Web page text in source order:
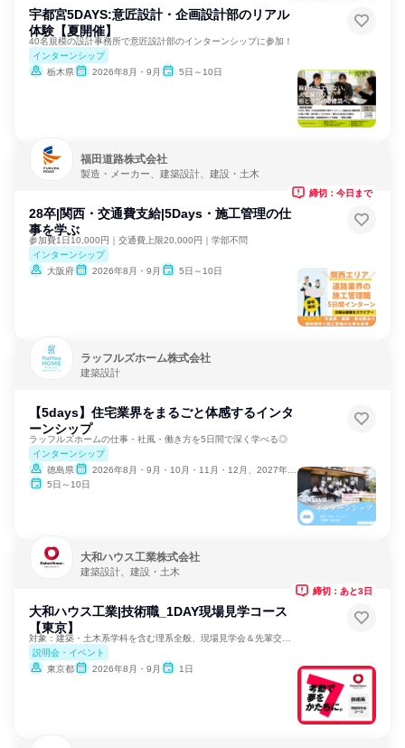
宇都宮5DAYS:意匠設計・企画設計部のリアル
体験【夏開催】
40名規模の設計事務所で意匠設計部のインターンシップに参加！
インターンシップ
栃木県
2026年8月・9月 5日～10日
福田道路株式会社
製造・メーカー、建築設計、建設・土木
28卒|関西・交通費支給|5Days・施工管理の仕
事を学ぶ
参加費1日10,000円｜交通費上限20,000円｜学部不問
インターンシップ
大阪府
2026年8月・9月 5日～10日
締切：今日まで
ラッフルズホーム株式会社
建築設計
【5days】住宅業界をまるごと体感するインタ
ーンシップ
ラッフルズホームの仕事・社風・働き方を5日間で深く学べる◎
インターンシップ
徳島県
2026年8月・9月・10月・11月・12月、2027年1月・2月
5日～10日
大和ハウス工業株式会社
建築設計、建設・土木
大和ハウス工業|技術職_1DAY現場見学コース
【東京】
説明会・イベント
東京都
2026年8月・9月 1日
締切：あと3日